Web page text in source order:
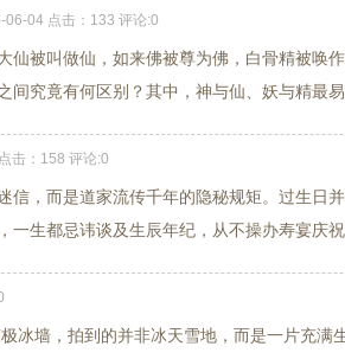
06-04 点击：133 评论:0
仙被叫做仙，如来佛被尊为佛，白骨精被唤
究竟有何区别？其中，神与仙、妖与精最易
击：158 评论:0
信，而是道家流传千年的隐秘规矩。过生日
生都忌讳谈及生辰年纪，从不操办寿宴庆祝
冰墙，拍到的并非冰天雪地，而是一片充满